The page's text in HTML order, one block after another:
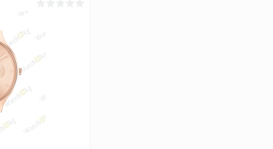
цену
Сравнение
Под заказ